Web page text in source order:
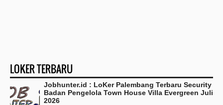
LOKER TERBARU
Jobhunter.id : LoKer Palembang Terbaru Security
Badan Pengelola Town House Villa Evergreen Juli
2026